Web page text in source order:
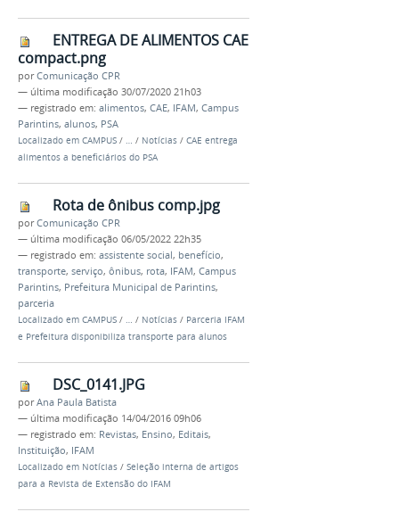
ENTREGA DE ALIMENTOS CAE
compact.png
porComunicação CPR
— última modificação 30/07/2020 21h03
— registrado em: alimentos, CAE, IFAM, Campus
Parintins, alunos, PSA
Localizado em CAMPUS / … / Notícias / CAE entrega
alimentos a beneficiários do PSA
Rota de ônibus comp.jpg
porComunicação CPR
— última modificação 06/05/2022 22h35
— registrado em: assistente social, benefício,
transporte, serviço, ônibus, rota, IFAM, Campus
Parintins, Prefeitura Municipal de Parintins,
parceria
Localizado em CAMPUS / … / Notícias / Parceria IFAM
e Prefeitura disponibiliza transporte para alunos
DSC_0141.JPG
porAna Paula Batista
— última modificação 14/04/2016 09h06
— registrado em: Revistas, Ensino, Editais,
Instituição, IFAM
Localizado em Notícias / Seleção interna de artigos
para a Revista de Extensão do IFAM